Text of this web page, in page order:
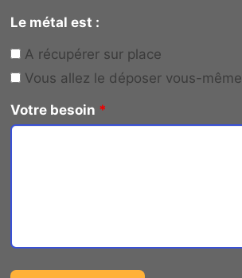
Le métal est :
A récupérer sur place
Vous allez le déposer vous-même
Votre besoin *